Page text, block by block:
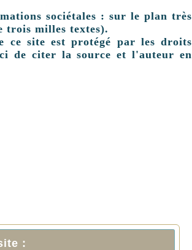
sociétales : sur le plan très
trois milles textes).
ce site est protégé par les droits
de citer la source et l'auteur en
: